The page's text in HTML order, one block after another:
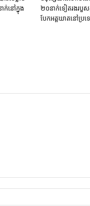
ក់នៅក្នុង
២០នាក់ទៀតរងរបួស
បែកអត្តឃាតនៅប្រទ